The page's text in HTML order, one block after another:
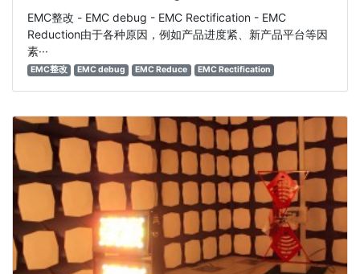
EMC整改 - EMC debug - EMC Rectification - EMC
Reduction由于各种原因，例如产品进度紧、新产品平台等因
素···
EMC整改 EMC debug EMC Reduce EMC Rectification